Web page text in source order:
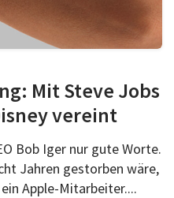
Mit Steve Jobs
vereint
Bob Iger nur gute Worte.
Jahren gestorben wäre,
Apple-Mitarbeiter....